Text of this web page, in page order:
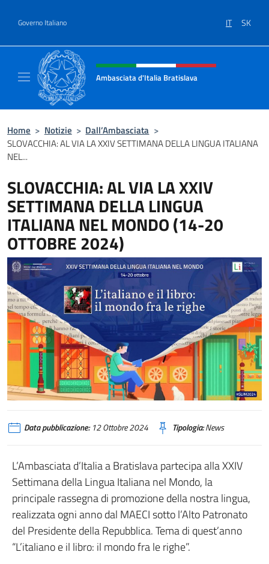
Governo Italiano IT SK
Intestazione sito, social e menù
Ambasciata d'Italia Bratislava
Home > Notizie > Dall’Ambasciata >
SLOVACCHIA: AL VIA LA XXIV SETTIMANA DELLA LINGUA ITALIANA
NEL...
SLOVACCHIA: AL VIA LA XXIV
SETTIMANA DELLA LINGUA
ITALIANA NEL MONDO (14-20
OTTOBRE 2024)
Data pubblicazione:12 Ottobre 2024 Tipologia:News
L’Ambasciata d’Italia a Bratislava partecipa alla XXIV
Settimana della Lingua Italiana nel Mondo, la
principale rassegna di promozione della nostra lingua,
realizzata ogni anno dal MAECI sotto l’Alto Patronato
del Presidente della Repubblica. Tema di quest’anno
“L’italiano e il libro: il mondo fra le righe”.